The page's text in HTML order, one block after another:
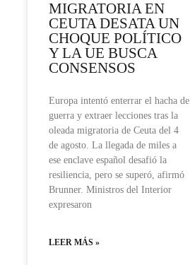
MIGRATORIA EN
CEUTA DESATA UN
CHOQUE POLÍTICO
Y LA UE BUSCA
CONSENSOS
Europa intentó enterrar el hacha de
guerra y extraer lecciones tras la
oleada migratoria de Ceuta del 4
de agosto. La llegada de miles a
ese enclave español desafió la
resiliencia, pero se superó, afirmó
Brunner. Ministros del Interior
expresaron
LEER MÁS »